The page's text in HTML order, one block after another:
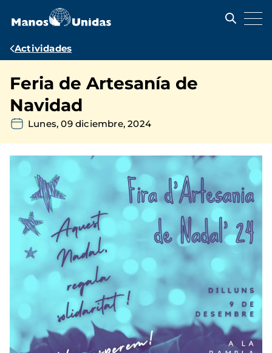
contenido
Ruta
navegación
Actividades
Feria de Artesanía de
Navidad
Lunes, 09 diciembre, 2024